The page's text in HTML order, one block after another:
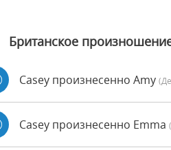
Британское
Casey произнесенно Amy
Casey произнесенно Emma